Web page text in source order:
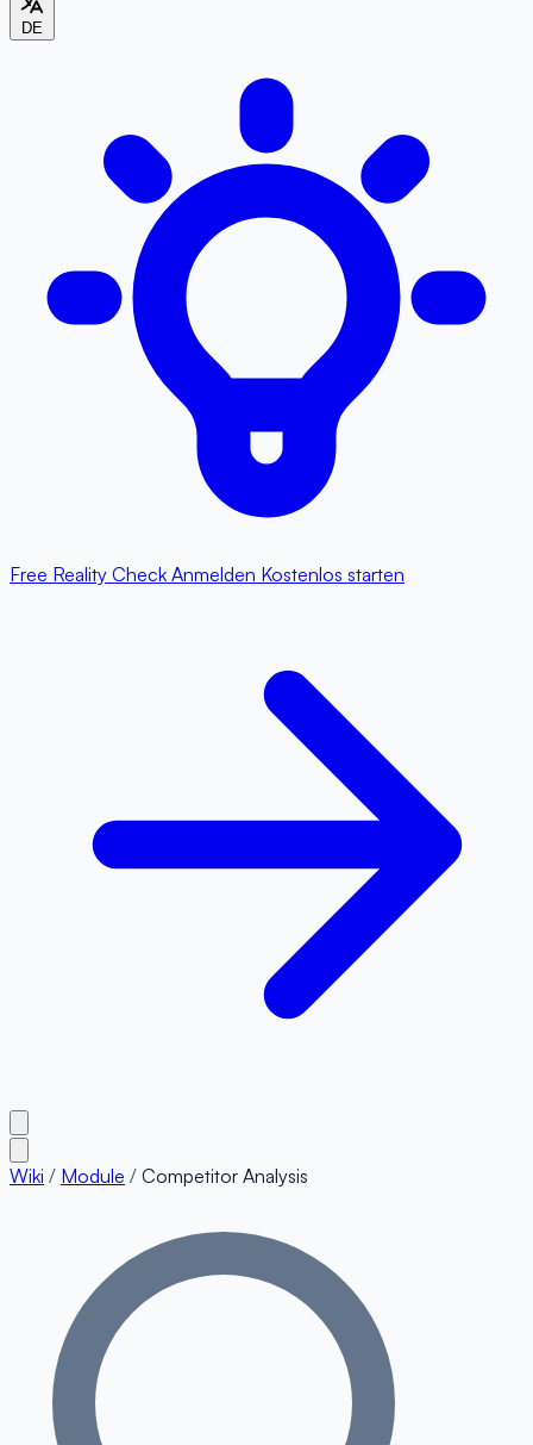
DE
Free Reality Check Anmelden Kostenlos starten
Wiki / Module / Competitor Analysis